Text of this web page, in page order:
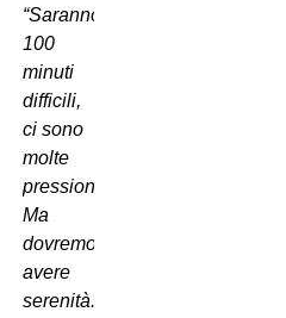
“Saranno
100
minuti
difficili,
ci sono
molte
pressioni.
Ma
dovremo
avere
serenità.